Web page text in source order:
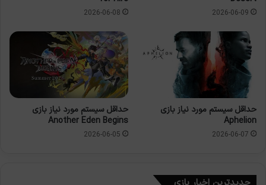
2026-06-09
2026-06-08
حداقل سیستم مورد نیاز بازی
Aphelion
2026-06-07
حداقل سیستم مورد نیاز بازی
Another Eden Begins
2026-06-05